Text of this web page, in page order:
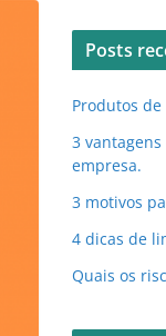
Posts
Produtos
3
empresa.
3 motivos
4 dicas de
Quais os